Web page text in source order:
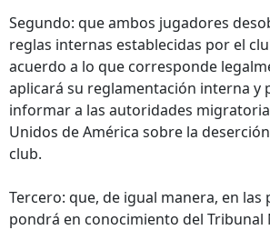
Segundo: que ambos jugadores
reglas internas establecidas por el
acuerdo a lo que corresponde
aplicará su reglamentación interna y
informar a las autoridades
Unidos de América sobre la
club.
Tercero: que, de igual manera, en las
pondrá en conocimiento del Tribunal